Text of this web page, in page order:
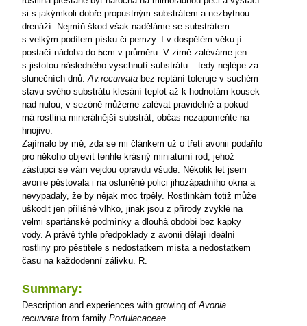
si s jakýmkoli dobře propustným substrátem a nezbytnou
drenáží. Nejmíň škod však naděláme se substrátem
s velkým podílem písku či pemzy. I v dospělém věku jí
postačí nádoba do 5cm v průměru. V zimě zaléváme jen
s jistotou následného vyschnutí substrátu – tedy nejlépe za
slunečních dnů.Av.recurvata bez reptání toleruje v suchém
stavu svého substrátu klesání teplot až k hodnotám kousek
nad nulou, v sezóně můžeme zalévat pravidelně a pokud
má rostlina minerálnější substrát, občas nezapomeňte na
hnojivo.
Zajímalo by mě, zda se mi článkem už o třetí avonii podařilo
pro někoho objevit tenhle krásný miniaturní rod, jehož
zástupci se vám vejdou opravdu všude. Několik let jsem
avonie pěstovala i na osluněné polici jihozápadního okna a
nevypadaly, že by nějak moc trpěly. Rostlinkám totiž může
uškodit jen přílišné vlhko, jinak jsou z přírody zvyklé na
velmi spartánské podmínky a dlouhá období bez kapky
vody. A právě tyhle předpoklady z avonií dělají ideální
rostliny pro pěstitele s nedostatkem místa a nedostatkem
času na každodenní zálivku. R.
Summary:
Description and experiences with growing ofAvonia
recurvata from family Portulacaceae.